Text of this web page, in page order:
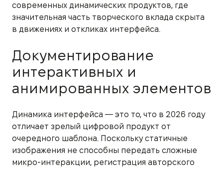
современных динамических продуктов, где
значительная часть творческого вклада скрыта
в движениях и откликах интерфейса.
Документирование
интерактивных и
анимированных элементов
Динамика интерфейса — это то, что в 2026 году
отличает зрелый цифровой продукт от
очередного шаблона. Поскольку статичные
изображения не способны передать сложные
микро-интеракции, регистрация авторского